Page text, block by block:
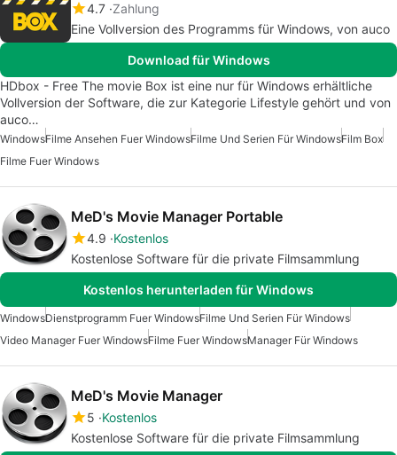
4.7 Zahlung
Eine Vollversion des Programms für Windows, von auco
Download für Windows
HDbox - Free The movie Box ist eine nur für Windows erhältliche
Vollversion der Software, die zur Kategorie Lifestyle gehört und von
auco…
WindowsFilme Ansehen Fuer WindowsFilme Und Serien Für WindowsFilm Box
Filme Fuer Windows
MeD's Movie Manager Portable
4.9 Kostenlos
Kostenlose Software für die private Filmsammlung
Kostenlos herunterladen für Windows
WindowsDienstprogramm Fuer WindowsFilme Und Serien Für Windows
Video Manager Fuer WindowsFilme Fuer WindowsManager Für Windows
MeD's Movie Manager
5 Kostenlos
Kostenlose Software für die private Filmsammlung